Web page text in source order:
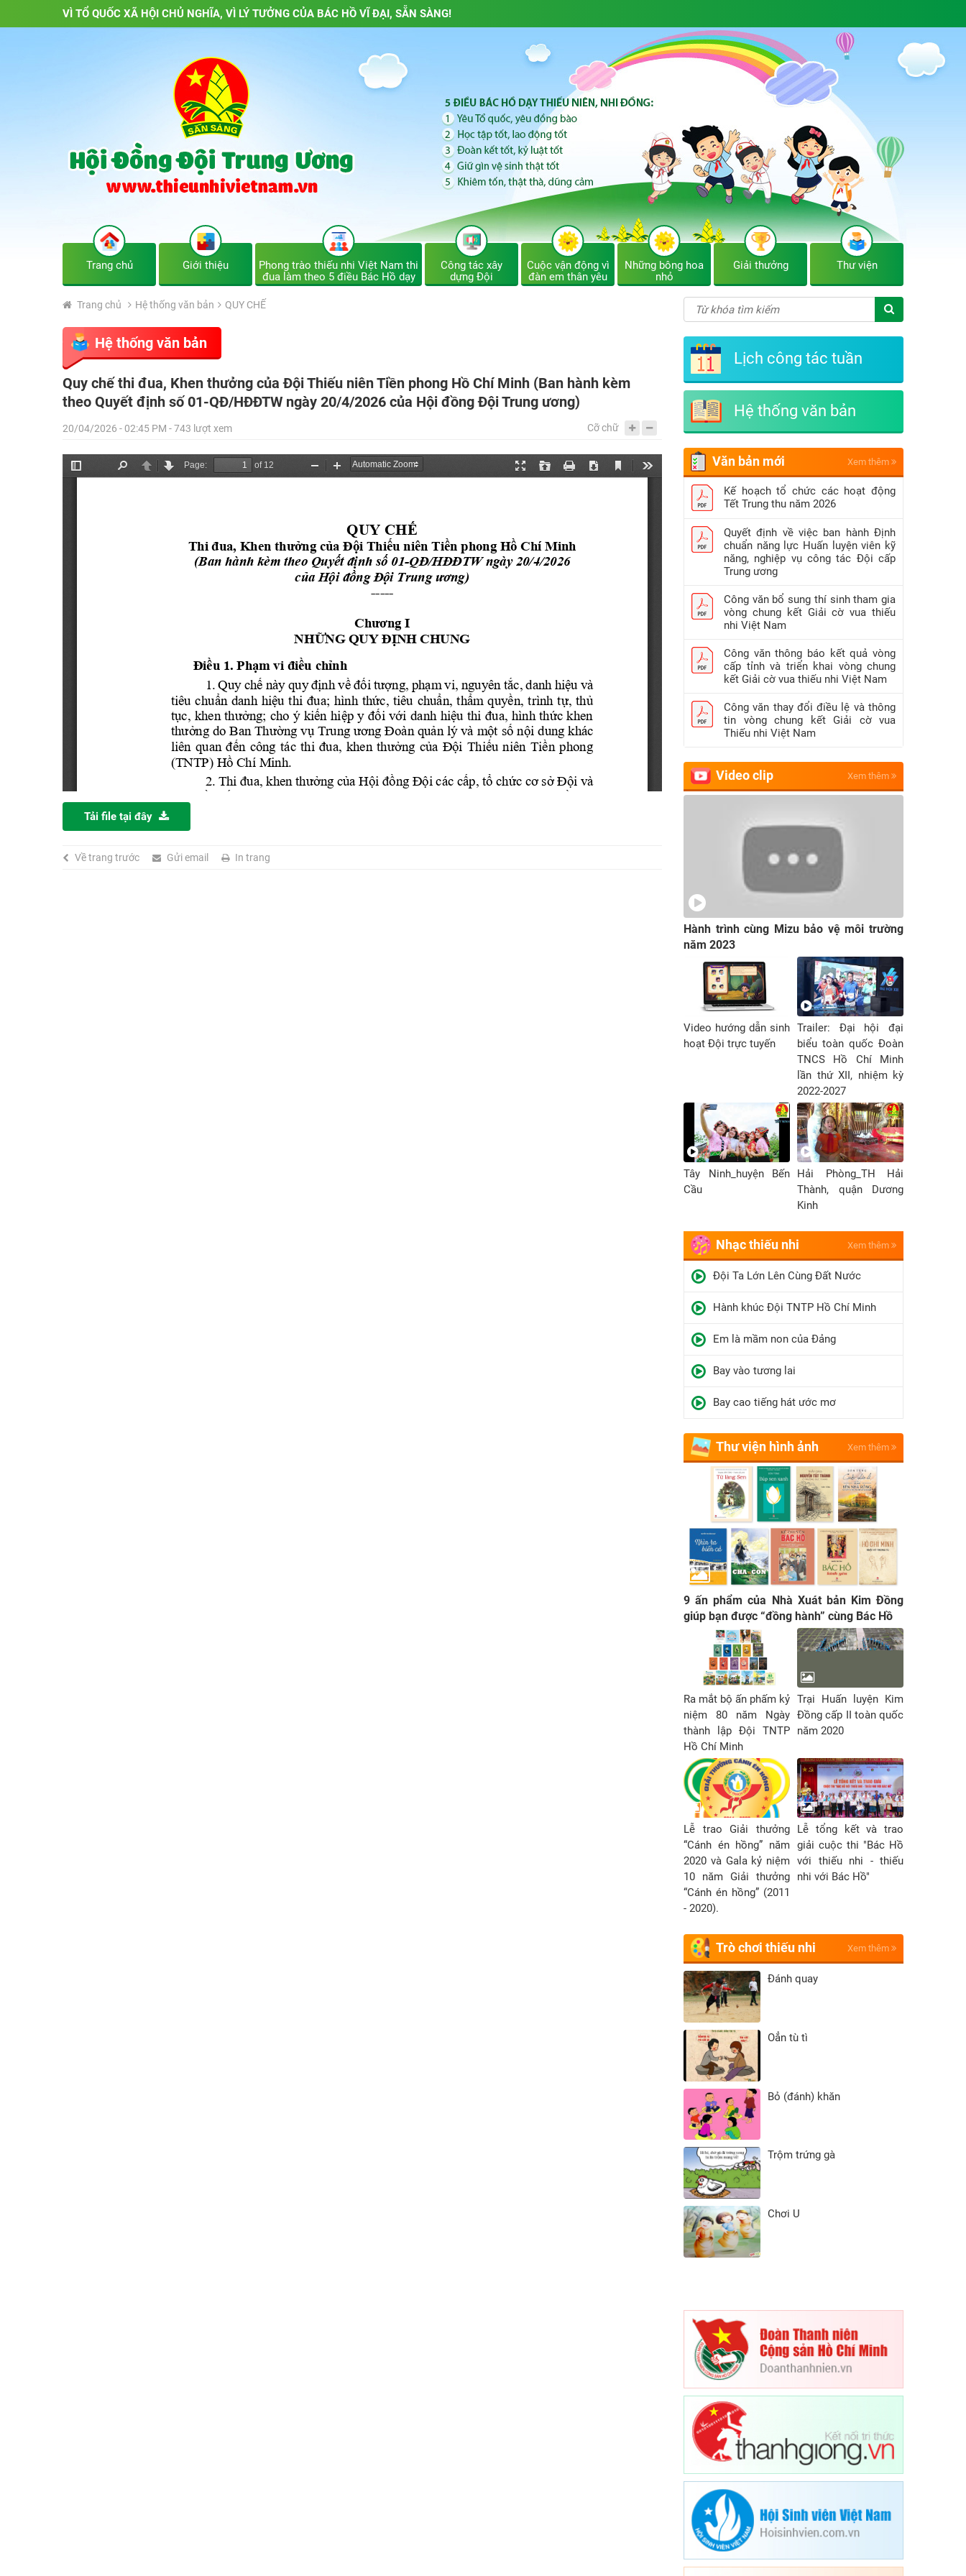
VÌ TỔ QUỐC XÃ HỘI CHỦ NGHĨA, VÌ LÝ TƯỞNG CỦA BÁC HỒ VĨ ĐẠI, SẴN SÀNG!
Trang chủ Giới thiệu
Phong trào thiếu nhi Việt Nam thi
đua làm theo 5 điều Bác Hồ dạy
Công tác xây
dựng Đội
Cuộc vận động vì
đàn em thân yêu
Những bông hoa
nhỏ
Giải thưởng Thư viện
Trang chủ Hệ thống văn bản QUY CHẾ
Hệ thống văn bản
Quy chế thi đua, Khen thưởng của Đội Thiếu niên Tiền phong Hồ Chí Minh (Ban hành kèm
theo Quyết định số 01-QĐ/HĐĐTW ngày 20/4/2026 của Hội đồng Đội Trung ương)
20/04/2026 - 02:45 PM - 743 lượt xem Cỡ chữ
Tải file tại đây
Về trang trước Gửi email In trang
Lịch công tác tuần
Hệ thống văn bản
Văn bản mới Xem thêm
Kế hoạch tổ chức các hoạt động
Tết Trung thu năm 2026
Quyết định về việc ban hành Định
chuẩn năng lực Huấn luyện viên kỹ
năng, nghiệp vụ công tác Đội cấp
Trung ương
Công văn bổ sung thí sinh tham gia
vòng chung kết Giải cờ vua thiếu
nhi Việt Nam
Công văn thông báo kết quả vòng
cấp tỉnh và triển khai vòng chung
kết Giải cờ vua thiếu nhi Việt Nam
Công văn thay đổi điều lệ và thông
tin vòng chung kết Giải cờ vua
Thiếu nhi Việt Nam
Video clip Xem thêm
Hành trình cùng Mizu bảo vệ môi trường
năm 2023
Video hướng dẫn sinh
hoạt Đội trực tuyến
Trailer: Đại hội đại
biểu toàn quốc Đoàn
TNCS Hồ Chí Minh
lần thứ XII, nhiệm kỳ
2022-2027
Tây Ninh_huyện Bến
Cầu
Hải Phòng_TH Hải
Thành, quận Dương
Kinh
Nhạc thiếu nhi Xem thêm
Đội Ta Lớn Lên Cùng Đất Nước
Hành khúc Đội TNTP Hồ Chí Minh
Em là mầm non của Đảng
Bay vào tương lai
Bay cao tiếng hát ước mơ
Thư viện hình ảnh Xem thêm
9 ấn phẩm của Nhà Xuát bản Kim Đồng
giúp bạn được “đồng hành” cùng Bác Hồ
Ra mắt bộ ấn phấm kỷ
niệm 80 năm Ngày
thành lập Đội TNTP
Hồ Chí Minh
Trại Huấn luyện Kim
Đồng cấp II toàn quốc
năm 2020
Lễ trao Giải thưởng
“Cánh én hồng” năm
2020 và Gala kỷ niệm
10 năm Giải thưởng
“Cánh én hồng” (2011
- 2020).
Lễ tổng kết và trao
giải cuộc thi "Bác Hồ
với thiếu nhi - thiếu
nhi với Bác Hồ"
Trò chơi thiếu nhi Xem thêm
Đánh quay
Oẳn tù tì
Bỏ (đánh) khăn
Trộm trứng gà
Chơi U